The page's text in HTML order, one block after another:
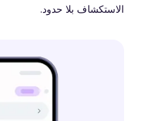
الاستكشاف بلا حدود.